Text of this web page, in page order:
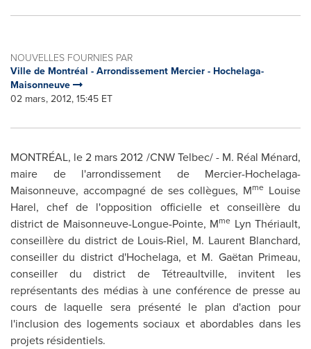
NOUVELLES FOURNIES PAR
Ville de Montréal - Arrondissement Mercier - Hochelaga-
Maisonneuve
02 mars, 2012, 15:45 ET
MONTRÉAL, le 2 mars 2012 /CNW Telbec/ - M. Réal Ménard,
maire de l'arrondissement de Mercier-Hochelaga-
Maisonneuve, accompagné de ses collègues, Mme Louise
Harel, chef de l'opposition officielle et conseillère du
district de Maisonneuve-Longue-Pointe, Mme Lyn Thériault,
conseillère du district de Louis-Riel, M. Laurent Blanchard,
conseiller du district d'Hochelaga, et M. Gaëtan Primeau,
conseiller du district de Tétreaultville, invitent les
représentants des médias à une conférence de presse au
cours de laquelle sera présenté le plan d'action pour
l'inclusion des logements sociaux et abordables dans les
projets résidentiels.